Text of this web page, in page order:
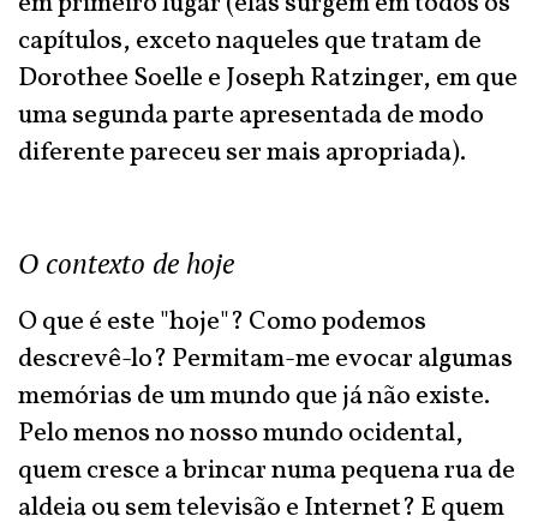
capítulos, exceto naqueles que tratam de
Dorothee Soelle e Joseph Ratzinger, em que
uma segunda parte apresentada de modo
diferente pareceu ser mais apropriada).
O contexto de hoje
O que é este "hoje"? Como podemos
descrevê-lo? Permitam-me evocar algumas
memórias de um mundo que já não existe.
Pelo menos no nosso mundo ocidental,
quem cresce a brincar numa pequena rua de
aldeia ou sem televisão e Internet? E quem